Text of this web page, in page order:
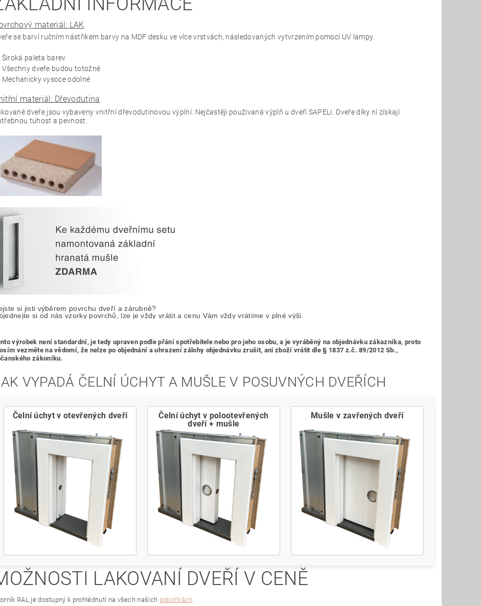
materiál: LAK
se barví ručním nástřikem barvy na MDF desku ve více vrstvách, následovaných vytvrzením pomocí UV lampy.
Široká paleta barev
Všechny dveře budou totožné
Mechanicky vysoce odolné
materiál: Dřevodutina
dveře jsou vybaveny vnitřní dřevodutinovou výplní. Nejčastěji používaná výplň u dveří SAPELI. Dveře díky ní získají
tuhost a pevnost.
si jisti výběrem povrchu dveří a zárubně?
si od nás vzorky povrchů, lze je vždy vrátit a cenu Vám vždy vrátíme v plné výši.
výrobek není standardní, je tedy upraven podle přání spotřebitele nebo pro jeho osobu, a je vyráběný na objednávku zákazníka, proto
vezměte na vědomí, že nelze po objednání a uhrazení zálohy objednávku zrušit, ani zboží vrátit dle § 1837 z.č. 89/2012 Sb.,
zákoníku.
VYPADÁ ČELNÍ ÚCHYT A MUŠLE V POSUVNÝCH DVEŘÍCH
Čelní úchyt v otevřených dveří
Čelní úchyt v polootevřených
dveří + mušle
Mušle v zavřených dveří
LAKOVANÍ DVEŘÍ V CENĚ
RAL je dostupný k prohlédnutí na všech našich pobočkách .